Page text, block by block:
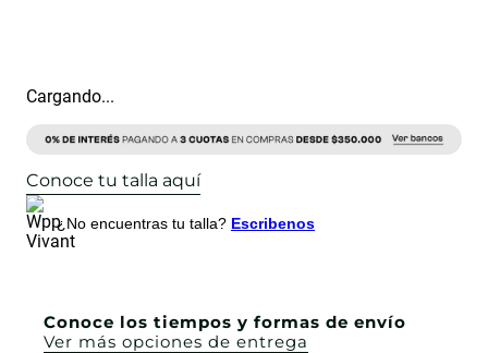
Cargando...
Conoce tu talla aquí
¿No encuentras tu talla? Escribenos
Conoce los tiempos y formas de envío
Ver más opciones de entrega